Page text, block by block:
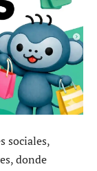
sociales,
donde